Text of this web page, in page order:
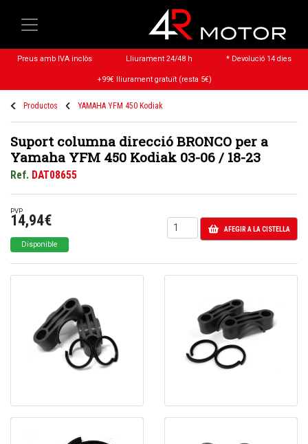
Preus amb IVA inclòs Lliurament 24/48 h * Devolució 14 dies
+99€ lliurament gratuït (resta 5€)
Productos YAMAHA YFM 450 Kodiak
Suport columna direcció BRONCO per a
Yamaha YFM 450 Kodiak 03-06 / 18-23
Ref. DAT08655
PVP
14,94€
Disponible
AFEGIR A LA CISTELLA